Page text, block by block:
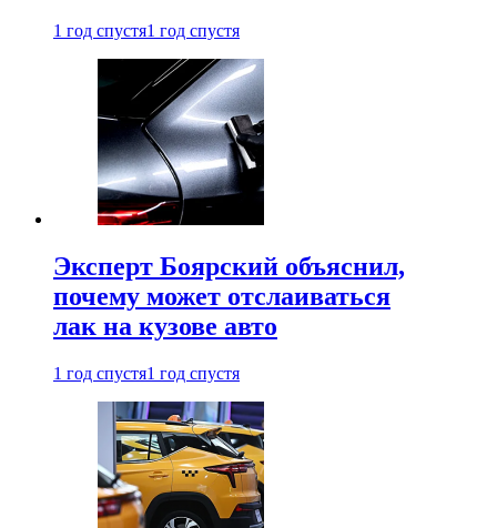
1 год спустя1 год спустя
Эксперт Боярский объяснил,
почему может отслаиваться
лак на кузове авто
1 год спустя1 год спустя